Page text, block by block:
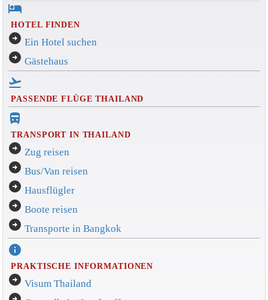
hotel
HOTEL FINDEN
arrow_circle_right Ein Hotel suchen
arrow_circle_right Gästehaus
flight_takeoff
PASSENDE FLÜGE THAILAND
directions_bus_filled
TRANSPORT IN THAILAND
arrow_circle_right Zug reisen
arrow_circle_right Bus/Van reisen
arrow_circle_right Hausflügler
arrow_circle_right Boote reisen
arrow_circle_right Transporte in Bangkok
info
PRAKTISCHE INFORMATIONEN
arrow_circle_right Visum Thailand